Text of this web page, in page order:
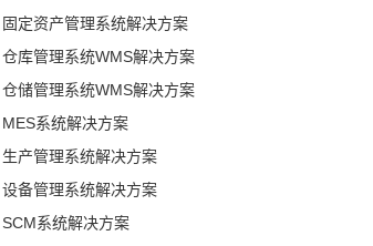
固定资产管理系统解决方案
仓库管理系统WMS解决方案
仓储管理系统WMS解决方案
MES系统解决方案
生产管理系统解决方案
设备管理系统解决方案
SCM系统解决方案